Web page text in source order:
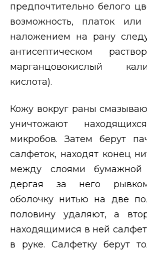
предпочтительно белого
возможность, платок
наложением на рану
антисептическом
марганцовокислый
кислота).
Кожу вокруг раны
уничтожают
микробов. Затем берут
салфеток, находят конец
между слоями бумажной
дергая за него
оболочку нитью на две
половину удаляют, а
находящимися в ней
в руке. Салфетку берут